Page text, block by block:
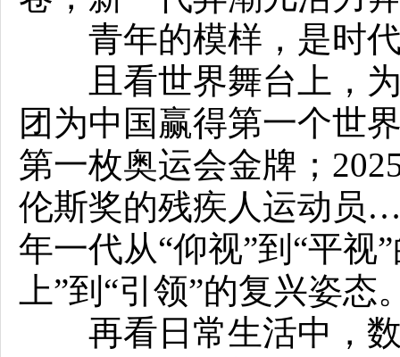
青年的模样，是时代
且看世界舞台上，为
团为中国赢得第一个世
第一枚奥运会金牌；
伦斯奖的残疾人运动员
年一代从“仰视”到“平视
上”到“引领”的复兴姿态
再看日常生活中，数